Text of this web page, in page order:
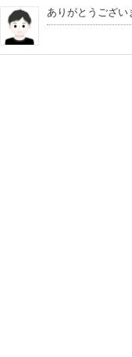
ありがとうござい